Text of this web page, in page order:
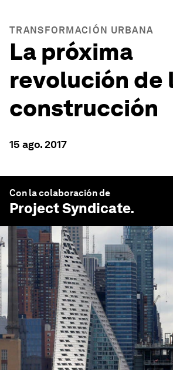
TRANSFORMACIÓN URBANA
La próxima
revolución de
construcción
15 ago. 2017
Con la colaboración de
Project Syndicate.